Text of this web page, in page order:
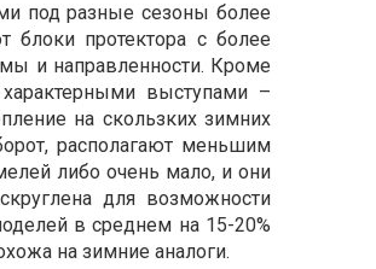
под разные сезоны более
блоки протектора с более
и направленности. Кроме
выступами –
на скользких зимних
располагают меньшим
либо очень мало, и они
для возможности
в среднем на 15-20%
на зимние аналоги.